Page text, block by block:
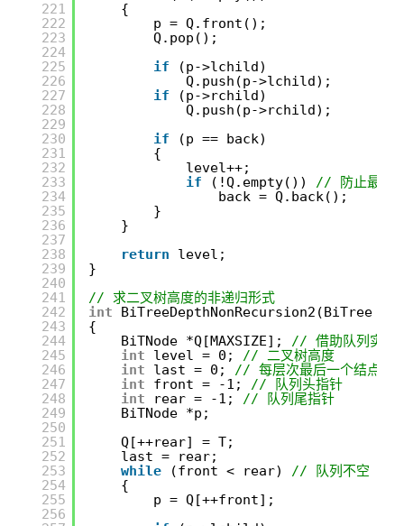
221
222
223
224
225
226
227
228
229
230
231
232
233
234
235
236
237
238
239
240
241
242
243
244
245
246
247
248
249
250
251
252
253
254
255
256
{
p = Q.front();
Q.pop();
if
(p->lchild)
Q.push(p->lchild);
if
(p->rchild)
Q.push(p->rchild);
if
(p == back)
{
level++;
if
(!Q.empty()) // 防止最后Q
back = Q.back();
}
}
return
level;
}
// 求二叉树高度的非递归形式
int
BiTreeDepthNonRecursion2(BiTree T)
{
BiTNode *Q[MAXSIZE]; // 借助队列实现
int
level = 0; // 二叉树高度
int
last = 0; // 每层次最后一个结点
int
front = -1; // 队列头指针
int
rear = -1; // 队列尾指针
BiTNode *p;
Q[++rear] = T;
last = rear;
while
(front < rear) // 队列不空
{
p = Q[++front];